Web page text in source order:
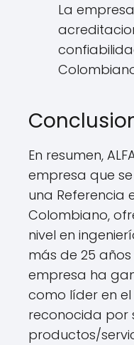
La
En resumen,
empresa que
una Referencia
Colombiano,
nivel en
más de 25
empresa ha
como líder en
reconocida por
productos/